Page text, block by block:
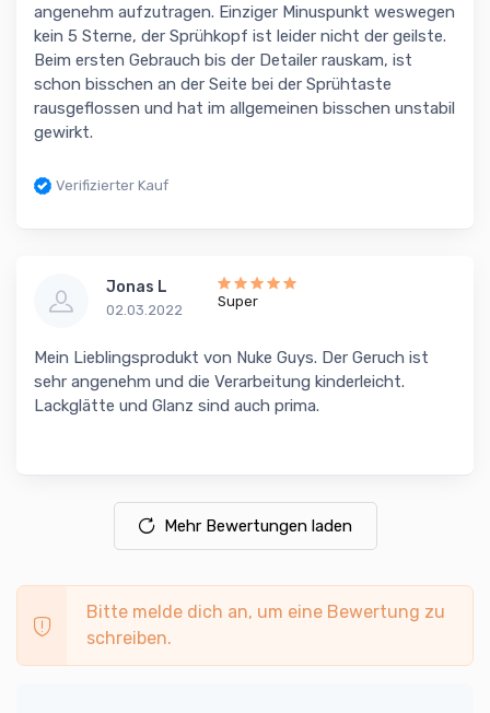
angenehm aufzutragen. Einziger Minuspunkt weswegen
kein 5 Sterne, der Sprühkopf ist leider nicht der geilste.
Beim ersten Gebrauch bis der Detailer rauskam, ist
schon bisschen an der Seite bei der Sprühtaste
rausgeflossen und hat im allgemeinen bisschen unstabil
gewirkt.
Verifizierter Kauf
Jonas L
02.03.2022
Super
Mein Lieblingsprodukt von Nuke Guys. Der Geruch ist
sehr angenehm und die Verarbeitung kinderleicht.
Lackglätte und Glanz sind auch prima.
Mehr Bewertungen laden
Bitte melde dich an, um eine Bewertung zu
schreiben.